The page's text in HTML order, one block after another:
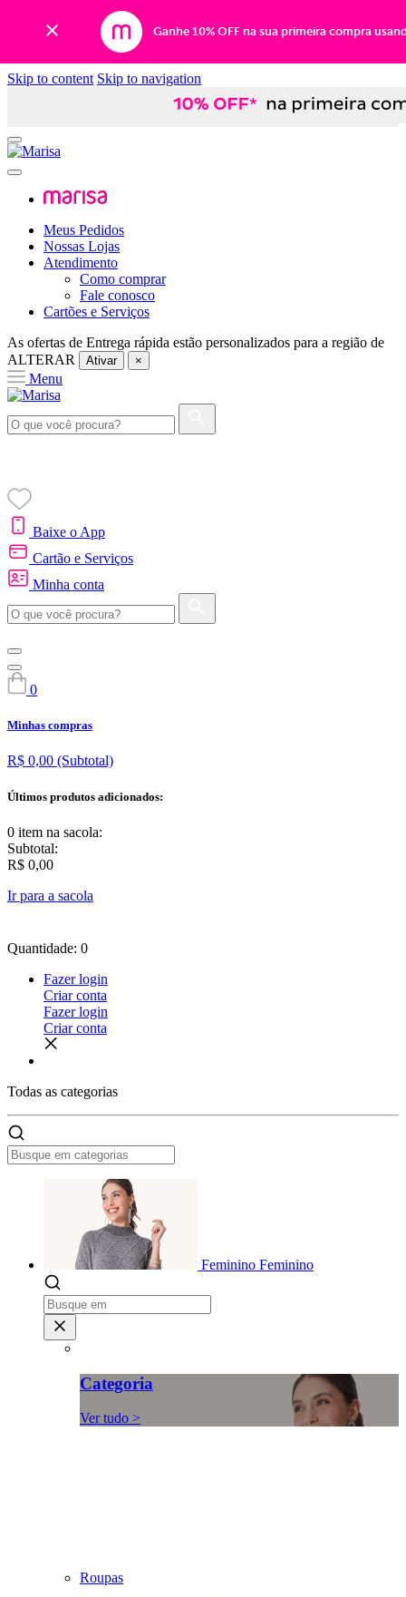
Ganhe 10% OFF na sua primeira compra
Skip to content Skip to navigation
Meus Pedidos
Nossas Lojas
Atendimento
Como comprar
Fale conosco
Cartões e Serviços
As ofertas de Entrega rápida estão personalizados para a região de
ALTERAR
Ativar ×
Menu
Baixe o App
Cartão e Serviços
Minha conta
0
Minhas compras
R$ 0,00 (Subtotal)
Últimos produtos adicionados:
0 item na sacola:
Subtotal:
R$ 0,00
Ir para a sacola
Quantidade: 0
Fazer login
Criar conta
Fazer login
Criar conta
Todas as categorias
Feminino Feminino
Categoria
Ver tudo >
Roupas